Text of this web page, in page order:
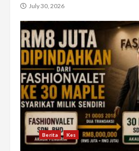
July 30, 2026
Berita Kes